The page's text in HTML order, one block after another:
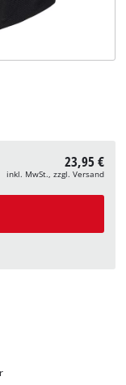
23,95 €
inkl. MwSt., zzgl. Versand